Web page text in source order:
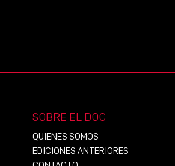
SOBRE EL DOC
QUIENES SOMOS
EDICIONES ANTERIORES